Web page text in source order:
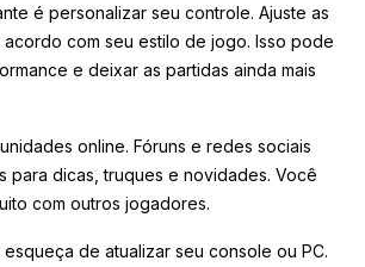
é personalizar seu controle. Ajuste as
com seu estilo de jogo. Isso pode
e deixar as partidas ainda mais
online. Fóruns e redes sociais
para dicas, truques e novidades. Você
com outros jogadores.
de atualizar seu console ou PC.